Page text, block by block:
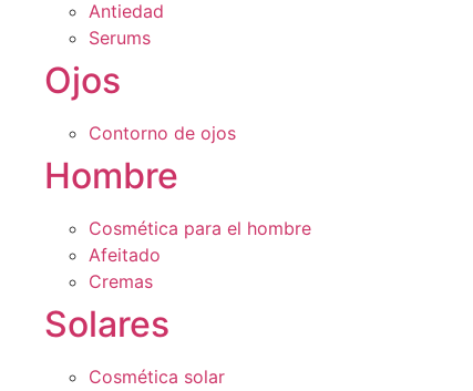
Antiedad
Serums
Ojos
Contorno de ojos
Hombre
Cosmética para el hombre
Afeitado
Cremas
Solares
Cosmética solar